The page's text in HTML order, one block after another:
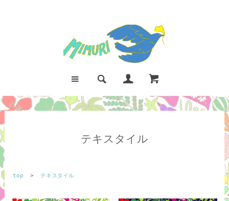
テキスタイル
top > テキスタイル